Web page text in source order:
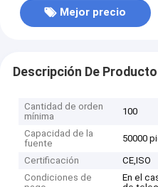
Mejor precio
Descripción De Producto
Cantidad de orden
mínima
100
Capacidad de la
fuente
50000
Certificación
CE,ISO
Condiciones de
En el